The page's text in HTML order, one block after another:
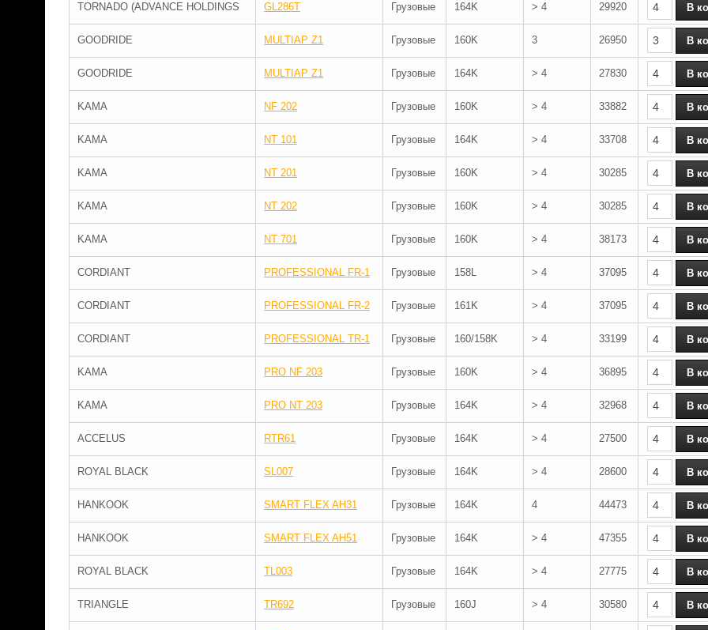
TORNADO (ADVANCE HOLDINGS GL286T Грузовые 164K > 4 29920
GOODRIDE MULTIAP Z1 Грузовые 160K 3 26950
GOODRIDE MULTIAP Z1 Грузовые 164K > 4 27830
KAMA NF 202 Грузовые 160K > 4 33882
KAMA NT 101 Грузовые 164K > 4 33708
KAMA NT 201 Грузовые 160K > 4 30285
KAMA NT 202 Грузовые 160K > 4 30285
KAMA NT 701 Грузовые 160K > 4 38173
CORDIANT PROFESSIONAL FR-1 Грузовые 158L > 4 37095
CORDIANT PROFESSIONAL FR-2 Грузовые 161K > 4 37095
CORDIANT PROFESSIONAL TR-1 Грузовые 160/158K > 4 33199
KAMA PRO NF 203 Грузовые 160K > 4 36895
KAMA PRO NT 203 Грузовые 164K > 4 32968
ACCELUS RTR61 Грузовые 164K > 4 27500
ROYAL BLACK SL007 Грузовые 164K > 4 28600
HANKOOK SMART FLEX AH31 Грузовые 164K 4 44473
HANKOOK SMART FLEX AH51 Грузовые 164K > 4 47355
ROYAL BLACK TL003 Грузовые 164K > 4 27775
TRIANGLE TR692 Грузовые 160J > 4 30580